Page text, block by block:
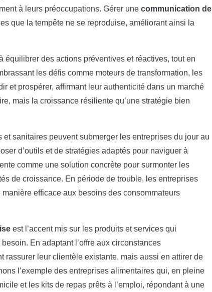
à leurs préoccupations. Gérer unecommunication de
que la tempête ne se reproduise, améliorant ainsi la
équilibrer des actions préventives et réactives, tout en
les défis comme moteurs de transformation, les
et prospérer, affirmant leur authenticité dans un marché
mais la croissance résiliente qu’une stratégie bien
sanitaires peuvent submerger les entreprises du jour au
d’outils et de stratégies adaptés pour naviguer à
comme une solution concrète pour surmonter les
de croissance. En période de trouble, les entreprises
efficace aux besoins des consommateurs
est l’accent mis sur les produits et services qui
En adaptant l’offre aux circonstances
leur clientèle existante, mais aussi en attirer de
l’exemple des entreprises alimentaires qui, en pleine
et les kits de repas prêts à l’emploi, répondant à une